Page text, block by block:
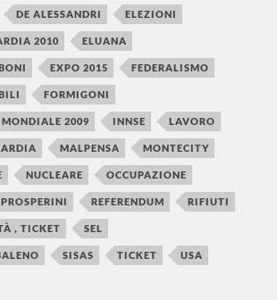
DE ALESSANDRI ELEZIONI
2010 ELUANA
EXPO 2015 FEDERALISMO
FORMIGONI
2009 INNSE LAVORO
MALPENSA MONTECITY
NUCLEARE OCCUPAZIONE
PROSPERINI REFERENDUM RIFIUTI
, TICKET SEL
SISAS TICKET USA